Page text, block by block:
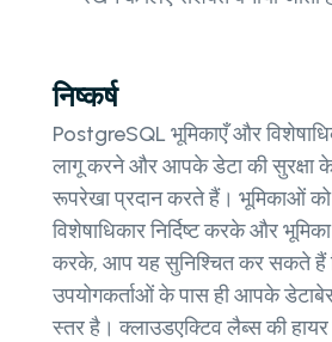
निष्कर्ष
PostgreSQL भूमिकाएँ और
लागू करने और आपके डेटा की सुरक्षा
रूपरेखा प्रदान करते हैं। भूमिकाओं को
विशेषाधिकार निर्दिष्ट करके और
करके, आप यह सुनिश्चित कर सकते
उपयोगकर्ताओं के पास ही आपके
स्तर है। क्लाउडएक्टिव लैब्स की